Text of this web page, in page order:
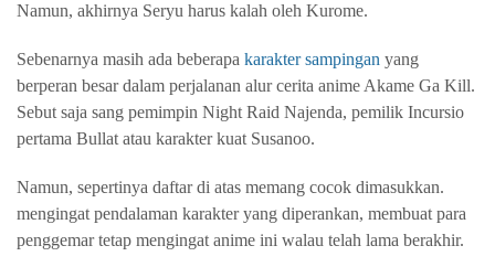
Namun, akhirnya Seryu harus kalah oleh Kurome.
Sebenarnya masih ada beberapa karakter sampingan yang
berperan besar dalam perjalanan alur cerita anime Akame Ga Kill.
Sebut saja sang pemimpin Night Raid Najenda, pemilik Incursio
pertama Bullat atau karakter kuat Susanoo.
Namun, sepertinya daftar di atas memang cocok dimasukkan.
mengingat pendalaman karakter yang diperankan, membuat para
penggemar tetap mengingat anime ini walau telah lama berakhir.